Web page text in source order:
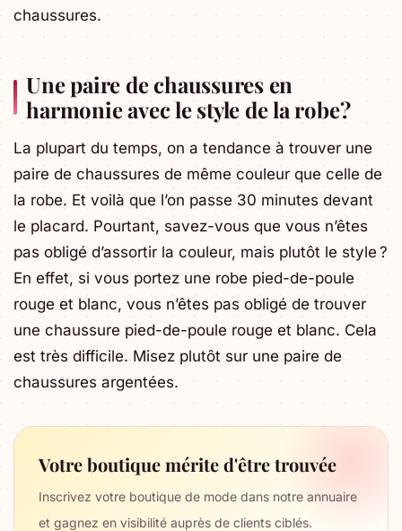
chaussures.
Une paire de chaussures en
harmonie avec le style de la robe ?
La plupart du temps, on a tendance à trouver une
paire de chaussures de même couleur que celle de
la robe. Et voilà que l’on passe 30 minutes devant
le placard. Pourtant, savez-vous que vous n’êtes
pas obligé d’assortir la couleur, mais plutôt le style ?
En effet, si vous portez une robe pied-de-poule
rouge et blanc, vous n’êtes pas obligé de trouver
une chaussure pied-de-poule rouge et blanc. Cela
est très difficile. Misez plutôt sur une paire de
chaussures argentées.
Votre boutique mérite d'être trouvée
Inscrivez votre boutique de mode dans notre annuaire
et gagnez en visibilité auprès de clients ciblés.